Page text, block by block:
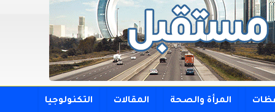
المرأة والصحة المقالات التكنولوجيا